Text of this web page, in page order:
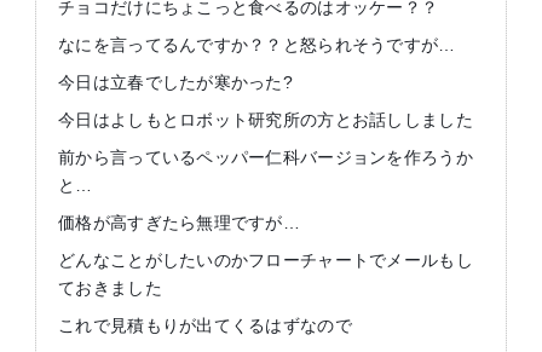
チョコだけにちょこっと食べるのはオッケー？？
なにを言ってるんですか？？と怒られそうですが…
今日は立春でしたが寒かった?
今日はよしもとロボット研究所の方とお話ししました
前から言っているペッパー仁科バージョンを作ろうか
と…
価格が高すぎたら無理ですが…
どんなことがしたいのかフローチャートでメールもし
ておきました
これで見積もりが出てくるはずなので